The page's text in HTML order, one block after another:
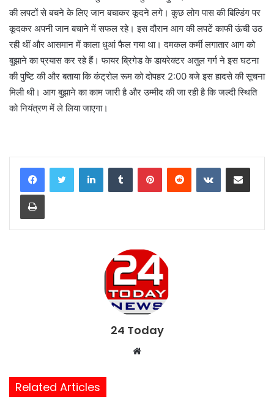
की लपटों से बचने के लिए जान बचाकर कूदने लगे। कुछ लोग पास की बिल्डिंग पर
कूदकर अपनी जान बचाने में सफल रहे। इस दौरान आग की लपटें काफी ऊंची उठ
रही थीं और आसमान में काला धुआं फैल गया था। दमकल कर्मी लगातार आग को
बुझाने का प्रयास कर रहे हैं। फायर ब्रिगेड के डायरेक्टर अतुल गर्ग ने इस घटना
की पुष्टि की और बताया कि कंट्रोल रूम को दोपहर 2:00 बजे इस हादसे की सूचना
मिली थी। आग बुझाने का काम जारी है और उम्मीद की जा रही है कि जल्दी स्थिति
को नियंत्रण में ले लिया जाएगा।
24 Today
Related Articles